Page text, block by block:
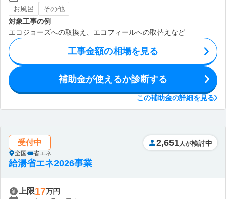
お風呂
その他
対象工事の例
エコジョーズへの取換え、エコフィールへの取替えなど
工事金額の相場を見る
補助金が使えるか診断する
この補助金の詳細を見る
受付中
全国 省エネ
2,651 人が検討中
給湯省エネ2026事業
上限17万円